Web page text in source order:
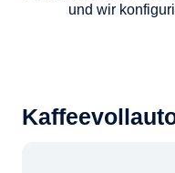
und wir